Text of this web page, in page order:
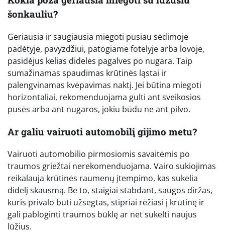
šonkauliu?
Geriausia ir saugiausia miegoti pusiau sėdimoje
padėtyje, pavyzdžiui, patogiame fotelyje arba lovoje,
pasidėjus kelias dideles pagalves po nugara. Taip
sumažinamas spaudimas krūtinės ląstai ir
palengvinamas kvėpavimas naktį. Jei būtina miegoti
horizontaliai, rekomenduojama gulti ant sveikosios
pusės arba ant nugaros, jokiu būdu ne ant pilvo.
Ar galiu vairuoti automobilį gijimo metu?
Vairuoti automobilio pirmosiomis savaitėmis po
traumos griežtai nerekomenduojama. Vairo sukiojimas
reikalauja krūtinės raumenų įtempimo, kas sukelia
didelį skausmą. Be to, staigiai stabdant, saugos diržas,
kuris privalo būti užsegtas, stipriai rėžiasi į krūtinę ir
gali pabloginti traumos būklę ar net sukelti naujus
lūžius.